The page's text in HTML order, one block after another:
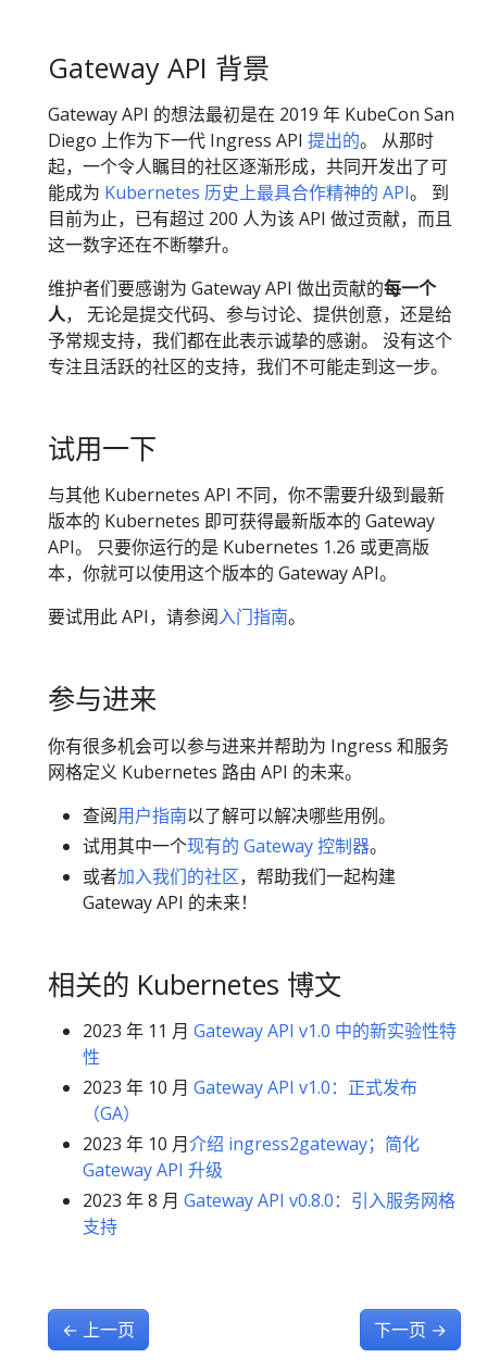
Gateway API 背景
Gateway API 的想法最初是在 2019 年 KubeCon San
Diego 上作为下一代 Ingress API 提出的。 从那时
起，一个令人瞩目的社区逐渐形成，共同开发出了可
能成为 Kubernetes 历史上最具合作精神的 API。 到
目前为止，已有超过 200 人为该 API 做过贡献，而且
这一数字还在不断攀升。
维护者们要感谢为 Gateway API 做出贡献的每一个
人， 无论是提交代码、参与讨论、提供创意，还是给
予常规支持，我们都在此表示诚挚的感谢。 没有这个
专注且活跃的社区的支持，我们不可能走到这一步。
试用一下
与其他 Kubernetes API 不同，你不需要升级到最新
版本的 Kubernetes 即可获得最新版本的 Gateway
API。 只要你运行的是 Kubernetes 1.26 或更高版
本，你就可以使用这个版本的 Gateway API。
要试用此 API，请参阅入门指南。
参与进来
你有很多机会可以参与进来并帮助为 Ingress 和服务
网格定义 Kubernetes 路由 API 的未来。
查阅用户指南以了解可以解决哪些用例。
试用其中一个现有的 Gateway 控制器。
或者加入我们的社区，帮助我们一起构建
Gateway API 的未来！
相关的 Kubernetes 博文
2023 年 11 月 Gateway API v1.0 中的新实验性特
性
2023 年 10 月 Gateway API v1.0：正式发布
（GA）
2023 年 10 月介绍 ingress2gateway；简化
Gateway API 升级
2023 年 8 月 Gateway API v0.8.0：引入服务网格
支持
← 上一页 下一页 →